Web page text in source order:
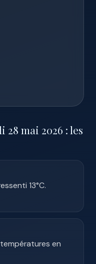
28 mai 2026 : les
13°C.
en